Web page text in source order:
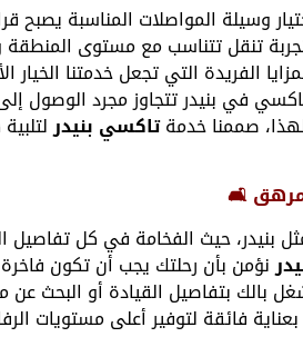
وسيلة المواصلات المناسبة يصبح
تنقل تتناسب مع مستوى
مجموعة من المزايا الفريدة التي تجعل خدمتنا
في بنيدر تتجاوز مجرد الوصول
صممنا خدمةتاكسي بنيدر
🛋️
بنيدر، حيث الفخامة في كل تفاصيل
نؤمن بأن رحلتك يجب أن تكون فاخرة
بالك بتفاصيل القيادة أو البحث
فائقة لتوفير أعلى مستويات